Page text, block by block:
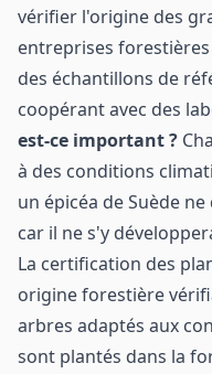
vérifier l'origine des
entreprises
des échantillons de
coopérant avec des
est-ce important ?
à des conditions
un épicéa de Suède
car il ne s'y
La certification des
origine forestière
arbres adaptés aux
sont plantés dans la